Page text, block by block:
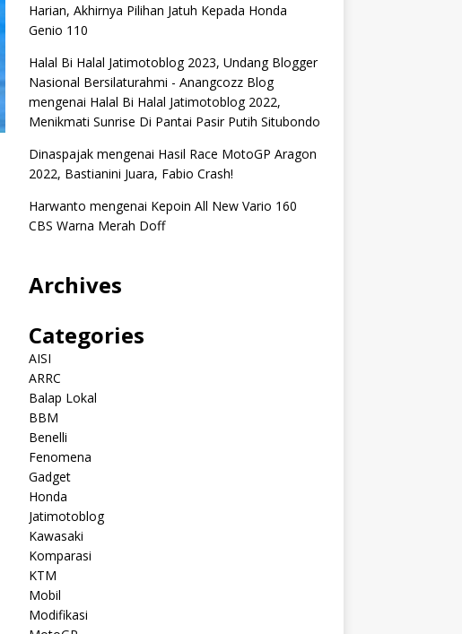
Harian, Akhirnya Pilihan Jatuh Kepada Honda
Genio 110
Halal Bi Halal Jatimotoblog 2023, Undang Blogger
Nasional Bersilaturahmi - Anangcozz Blog
mengenai Halal Bi Halal Jatimotoblog 2022,
Menikmati Sunrise Di Pantai Pasir Putih Situbondo
Dinaspajakmengenai Hasil Race MotoGP Aragon
2022, Bastianini Juara, Fabio Crash!
Harwanto mengenai Kepoin All New Vario 160
CBS Warna Merah Doff
Archives
Categories
AISI
ARRC
Balap Lokal
BBM
Benelli
Fenomena
Gadget
Honda
Jatimotoblog
Kawasaki
Komparasi
KTM
Mobil
Modifikasi